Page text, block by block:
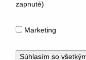
Vyhlásenie o cookies
zapnuté)
Marketing